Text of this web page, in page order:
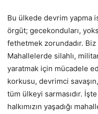
Bu ülkede devrim yapma
örgüt; gecekonduları,
fethetmek zorundadır.
Mahallelerde silahlı,
yaratmak için mücadele
korkusu, devrimci
tüm ülkeyi sarmasıdır.
halkımızın yaşadığı